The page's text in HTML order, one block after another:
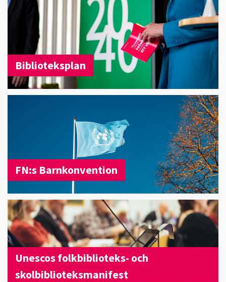
Biblioteksplan
FN:s Barnkonvention
Unescos folkbiblioteks- och
skolbiblioteksmanifest